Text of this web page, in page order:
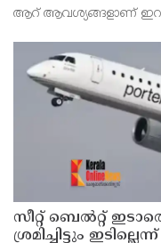
ആറ് ആവശ്യങ്ങളാണ്
സീറ്റ് ബെല്‍റ്റ്
ശ്രമിച്ചിട്ടും